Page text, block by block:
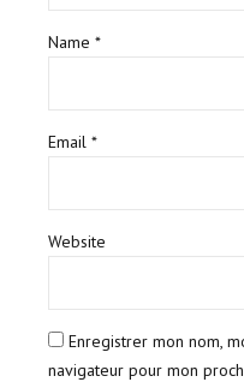
Name *
Email *
Website
Enregistrer mon nom,
navigateur pour mon